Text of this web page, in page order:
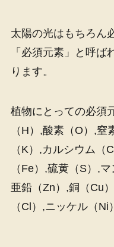
太陽の光はもちろん
「必須元素」と呼
ります。
植物にとっての必須
（H）,酸素（O）,
（K）,カルシウム（
（Fe）,硫黄（S）,
亜鉛（Zn）,銅（Cu
（Cl）,ニッケル（Ni